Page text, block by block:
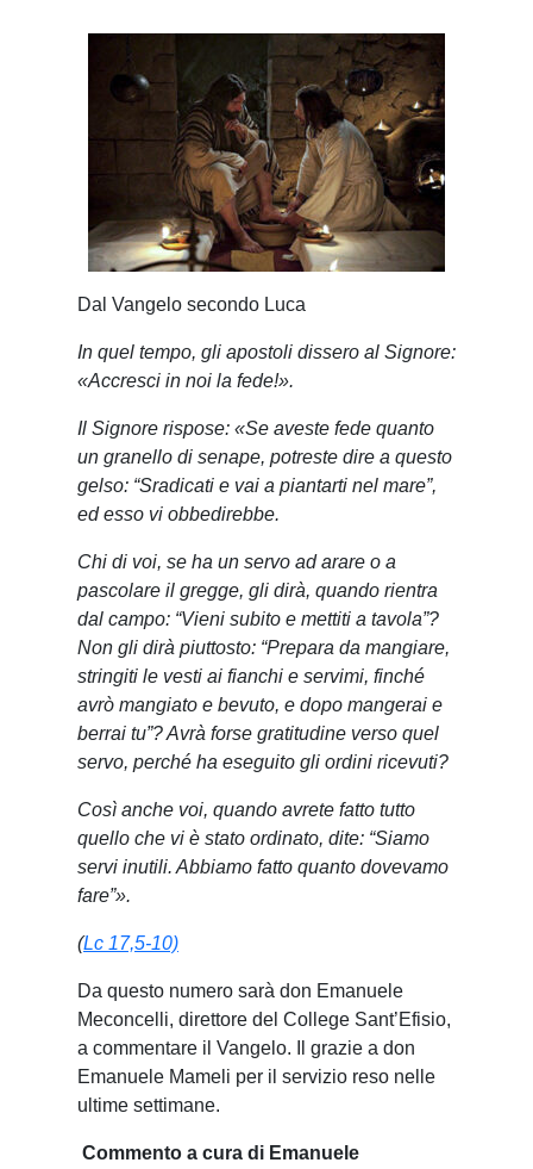
Dal Vangelo secondo Luca
In quel tempo, gli apostoli dissero al Signore:
«Accresci in noi la fede!».
Il Signore rispose: «Se aveste fede quanto
un granello di senape, potreste dire a questo
gelso: “Sradicati e vai a piantarti nel mare”,
ed esso vi obbedirebbe.
Chi di voi, se ha un servo ad arare o a
pascolare il gregge, gli dirà, quando rientra
dal campo: “Vieni subito e mettiti a tavola”?
Non gli dirà piuttosto: “Prepara da mangiare,
stringiti le vesti ai fianchi e servimi, finché
avrò mangiato e bevuto, e dopo mangerai e
berrai tu”? Avrà forse gratitudine verso quel
servo, perché ha eseguito gli ordini ricevuti?
Così anche voi, quando avrete fatto tutto
quello che vi è stato ordinato, dite: “Siamo
servi inutili. Abbiamo fatto quanto dovevamo
fare”».
(Lc 17,5-10)
Da questo numero sarà don Emanuele
Meconcelli, direttore del College Sant’Efisio,
a commentare il Vangelo. Il grazie a don
Emanuele Mameli per il servizio reso nelle
ultime settimane.
Commento a cura di Emanuele